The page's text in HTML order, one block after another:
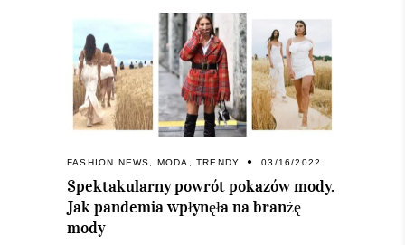
FASHION NEWS MODA ,TRENDY 03/16/2022
Spektakularny powrót pokazów mody.
Jak pandemia wpłynęła na branżę
mody